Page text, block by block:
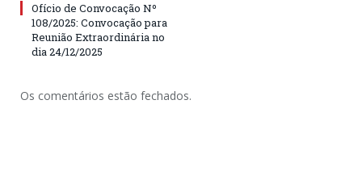
Ofício de Convocação Nº
108/2025: Convocação para
Reunião Extraordinária no
dia 24/12/2025
Os comentários estão fechados.